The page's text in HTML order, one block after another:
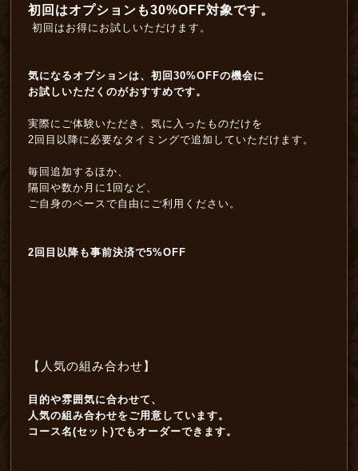
初回はオプションも30%OFF対象です。
初回はお得にお試しいただけます。
気になるオプションは、初回30%OFFの機会に
お試しいただくのがおすすめです。
実際にご体験いただき、気に入ったものだけを
2回目以降に必要なタイミングで追加していただけます。
毎回追加するほか、
隔回や数か月に1回など、
ご自身のペースで自由にご利用ください。
2回目以降も事前決済で5%OFF
【人気の組み合わせ】
目的や雰囲気に合わせて、
人気の組み合わせをご用意しています。
コース名(セット)でもオーダーできます。